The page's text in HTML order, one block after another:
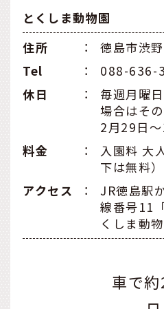
とくしま動物園
住所
：
徳島市渋
Tel
：
088-636-
休日
：
毎週月曜
場合はそ
2月29日
料金
：
入園料 大
下は無料）
アクセス
：
JR徳島駅
線番号11
くしま動
車で